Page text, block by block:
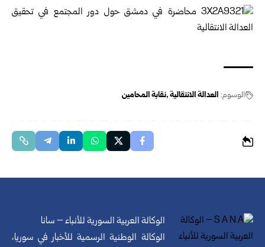
الوسوم: العدالة الانتقالية‎ ‎ نقابة المحامين
الوكالة العربية السورية للأنباء – سانا
الوكالة الوطنية الرسمية للأخبار في سوريا،